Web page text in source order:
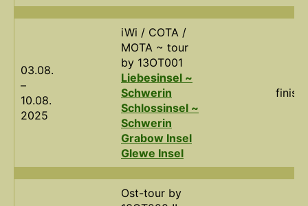
03.08.
–
10.08.
2025
iWi / COTA /
MOTA ~ tour
by 13OT001
Liebesinsel ~
Schwerin
Schlossinsel ~
Schwerin
Grabow Insel
Glewe Insel
finish
Ost-tour by